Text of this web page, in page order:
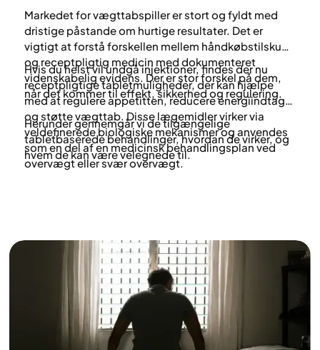
Markedet for vægttabspiller er stort og fyldt med
dristige påstande om hurtige resultater. Det er
vigtigt at forstå forskellen mellem håndkøbstilskud
og receptpligtig medicin med dokumenteret
videnskabelig evidens. Der er stor forskel på dem,
når det kommer til effekt, sikkerhed og regulering.
‍Hvis du helst vil undgå injektioner, findes der nu
receptpligtige tabletmuligheder, der kan hjælpe
med at regulere appetitten, reducere energiindtaget
og støtte vægttab. Disse lægemidler virker via
veldefinerede biologiske mekanismer og anvendes
som en del af en medicinsk behandlingsplan ved
overvægt eller svær overvægt.
Herunder gennemgår vi de tilgængelige
tabletbaserede behandlinger, hvordan de virker, og
hvem de kan være velegnede til.